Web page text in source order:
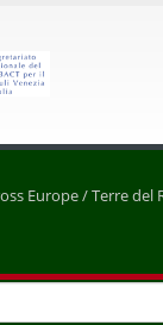
Europe / Terre del